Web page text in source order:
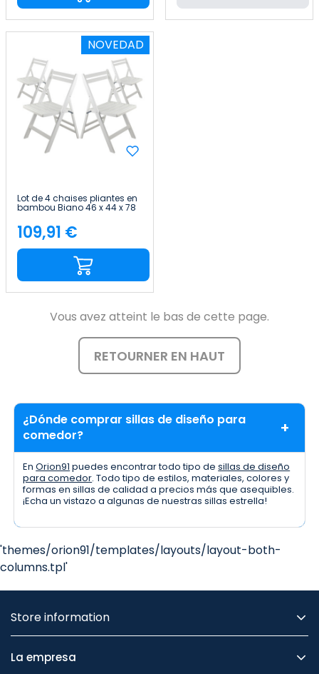
NOVEDAD
Lot de 4 chaises pliantes en
bambou Biano 46 x 44 x 78
Price
109,91 €
Vous avez atteint le bas de cette page.
RETOURNER EN HAUT
¿Dónde comprar sillas de diseño para
comedor?
EnOrion91 puedes encontrar todo tipo desillas de diseño
para comedor. Todo tipo de estilos, materiales, colores y
formas en sillas de calidad a precios más que asequibles.
¡Echa un vistazo a algunas de nuestras sillas estrella!
'themes/orion91/templates/layouts/layout-both-
columns.tpl'
Store information
La empresa